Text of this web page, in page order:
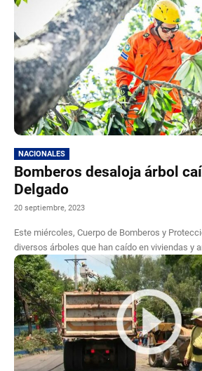
NACIONALES
Bomberos desaloja árbol
Delgado
20 septiembre, 2023
Este miércoles, Cuerpo de Bomberos y
diversos árboles que han caído en viviendas y